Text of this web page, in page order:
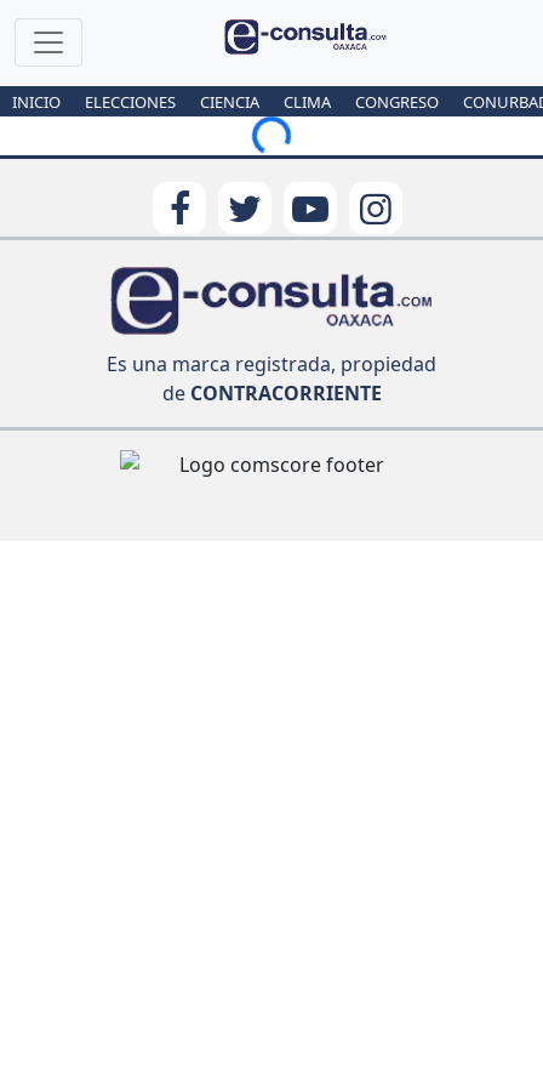
INICIO ELECCIONES CIENCIA CLIMA CONGRESO
Loading...
Es una marca registrada, propiedad
deCONTRACORRIENTE